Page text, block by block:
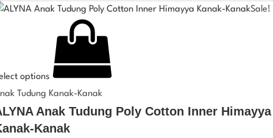
Sale!
options
Tudung Kanak-Kanak
Anak Tudung Poly Cotton Inner Himayya
Kanak